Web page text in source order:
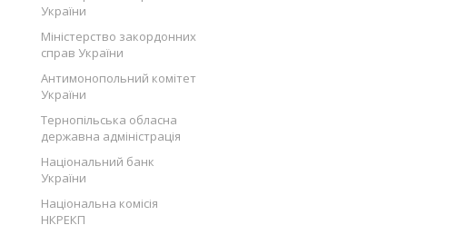
України
Міністерство закордонних
справ України
Антимонопольний комітет
України
Тернопільська обласна
державна адміністрація
Національний банк
України
Національна комісія
НКРЕКП